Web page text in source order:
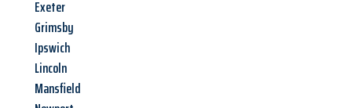
Exeter
Grimsby
Ipswich
Lincoln
Mansfield